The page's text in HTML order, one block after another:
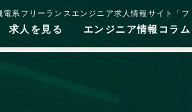
電系フリーランスエンジニア求人情報サイト「フ
求人を見る エンジニア情報コラム